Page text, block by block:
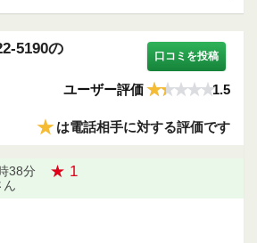
5190の
口コミを投稿
ユーザー評価 1.5
★は電話相手に対する評価です
38分 ★ 1
ん